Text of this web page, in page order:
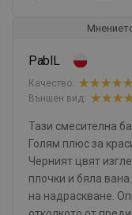
PablL
Качество:
Външен вид:
Тази смесителна
Голям плюс за
Черният цвят
плочки и бяла
на надраскване.